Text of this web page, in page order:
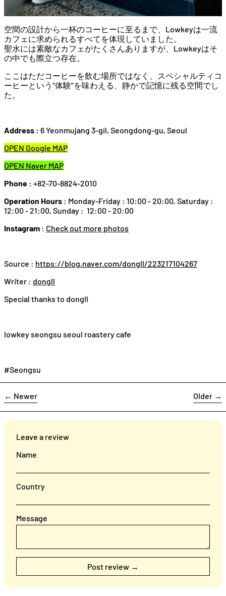
空間の設計から一杯のコーヒーに至る まで、 Lowkeyは一流
カフェ に求められるすべて を体現 してい ま した。
聖水には素敵なカフェ がたくさん あり ますが、 Lowkeyはそ
の中でも際立つ存在。
ここ はただコーヒーを飲む場所ではなく、 スペシャルテ ィ コ
ーヒー という“体験”を味わえる、 静かで記憶に残る空間でし
た。
Address : 6 Yeonmujang 3-gil, Seongdong-gu, Seoul
OPEN Google MAP
OPEN Naver MAP
Phone : +82-70-8824-2010
Operation Hours : Monday-Friday : 10:00 - 20:00, Saturday :
12:00 - 21:00, Sunday : 12:00 - 20:00
Instagram : Check out more photos
Source : https://blog.naver.com/dongll/223217104267
Writer : dongll
Special thanks to dongll
lowkey seongsu seoul roastery cafe
#Seongsu
← Newer Older →
Leave a review
Name
Country
Message